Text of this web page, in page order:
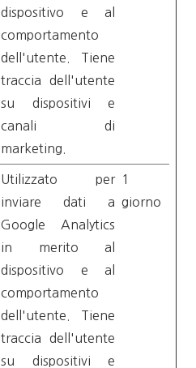
dispositivo e al
comportamento
dell'utente. Tiene
traccia dell'utente
su dispositivi e
canali di
marketing.
Utilizzato per
inviare dati a
Google Analytics
in merito al
dispositivo e al
comportamento
dell'utente. Tiene
traccia dell'utente
su dispositivi e
1
giorno